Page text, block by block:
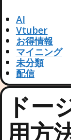
AI
Vtuber
お得情報
マイニング
未分類
配信
ドー
用方